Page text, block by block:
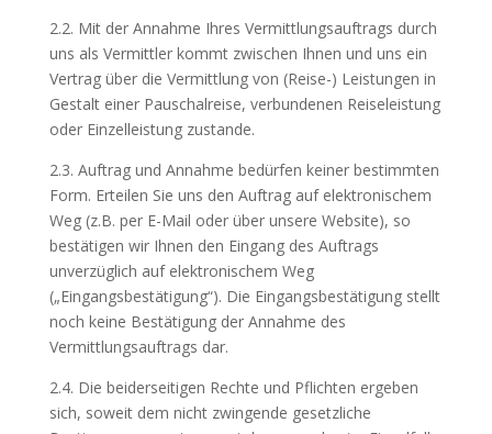
2.2. Mit der Annahme Ihres Vermittlungsauftrags durch
uns als Vermittler kommt zwischen Ihnen und uns ein
Vertrag über die Vermittlung von (Reise-) Leistungen in
Gestalt einer Pauschalreise, verbundenen Reiseleistung
oder Einzelleistung zustande.
2.3. Auftrag und Annahme bedürfen keiner bestimmten
Form. Erteilen Sie uns den Auftrag auf elektronischem
Weg (z.B. per E-Mail oder über unsere Website), so
bestätigen wir Ihnen den Eingang des Auftrags
unverzüglich auf elektronischem Weg
(„Eingangsbestätigung“). Die Eingangsbestätigung stellt
noch keine Bestätigung der Annahme des
Vermittlungsauftrags dar.
2.4. Die beiderseitigen Rechte und Pflichten ergeben
sich, soweit dem nicht zwingende gesetzliche